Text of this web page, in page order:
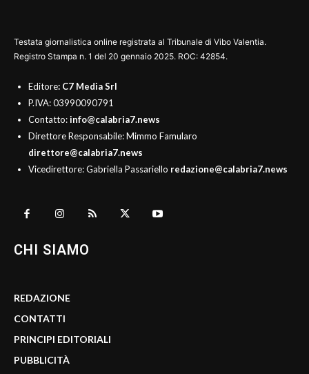
Testata giornalistica online registrata al Tribunale di Vibo Valentia.
Registro Stampa n. 1 del 20 gennaio 2025. ROC: 42854.
Editore: C7 Media Srl
P.IVA: 03990090791
Contatto:info@calabria7.news
Direttore Responsabile: Mimmo Famularo
direttore@calabria7.news
Vicedirettore: Gabriella Passariello redazione@calabria7.news
CHI SIAMO
REDAZIONE
CONTATTI
PRINCIPI EDITORIALI
PUBBLICITÀ